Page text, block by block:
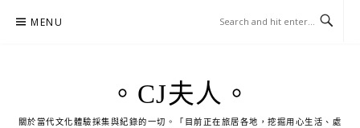
MENU
。CJ夫人。
關於當代文化體驗採集與紀錄的一切。「目前正在旅居各地，挖掘用心生活、處